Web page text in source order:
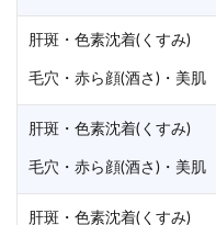
肝斑・色素沈着(くすみ)
毛穴・赤ら顔(酒さ)・美
肝斑・色素沈着(くすみ)
毛穴・赤ら顔(酒さ)・美
肝斑・色素沈着(くすみ)